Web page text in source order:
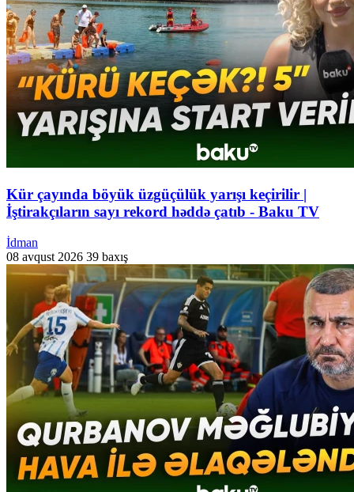
Kür çayında böyük üzgüçülük yarışı keçirilir |
İştirakçıların sayı rekord həddə çatıb - Baku TV
İdman
08 avqust 2026 39 baxış